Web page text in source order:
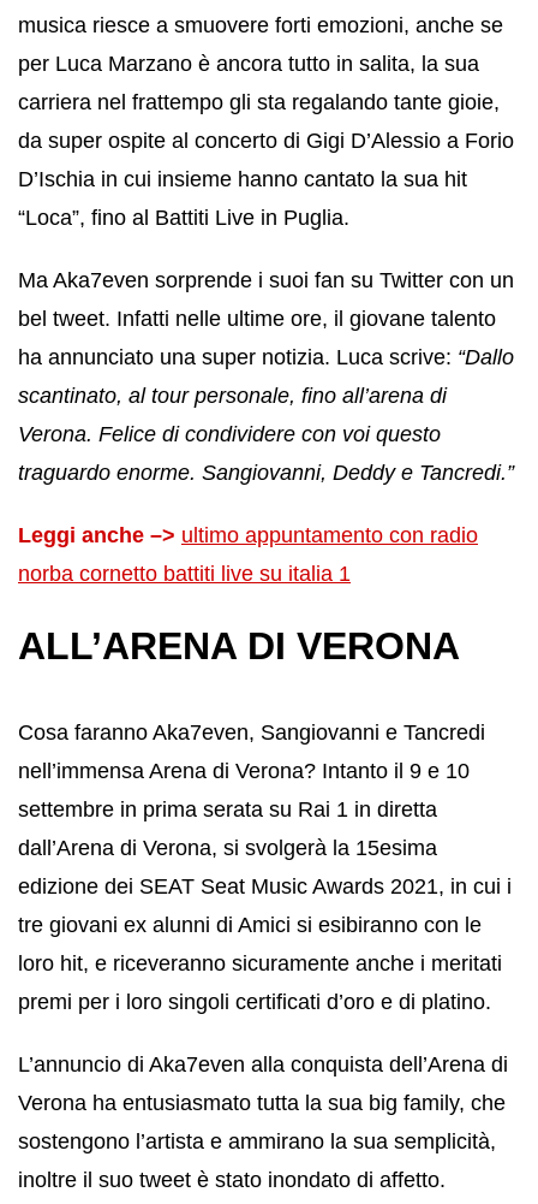
musica riesce a smuovere forti emozioni, anche se
per Luca Marzano è ancora tutto in salita, la sua
carriera nel frattempo gli sta regalando tante gioie,
da super ospite al concerto di Gigi D’Alessio a Forio
D’Ischia in cui insieme hanno cantato la sua hit
“Loca”, fino al Battiti Live in Puglia.
Ma Aka7even sorprende i suoi fan su Twitter con un
bel tweet. Infatti nelle ultime ore, il giovane talento
ha annunciato una super notizia. Luca scrive: “Dallo
scantinato, al tour personale, fino all’arena di
Verona. Felice di condividere con voi questo
traguardo enorme. Sangiovanni, Deddy e Tancredi.”
Leggi anche –> ultimo appuntamento con radio
norba cornetto battiti live su italia 1
ALL’ARENA DI VERONA
Cosa faranno Aka7even, Sangiovanni e Tancredi
nell’immensa Arena di Verona? Intanto il 9 e 10
settembre in prima serata su Rai 1 in diretta
dall’Arena di Verona, si svolgerà la 15esima
edizione dei SEAT Seat Music Awards 2021, in cui i
tre giovani ex alunni di Amici si esibiranno con le
loro hit, e riceveranno sicuramente anche i meritati
premi per i loro singoli certificati d’oro e di platino.
L’annuncio di Aka7even alla conquista dell’Arena di
Verona ha entusiasmato tutta la sua big family, che
sostengono l’artista e ammirano la sua semplicità,
inoltre il suo tweet è stato inondato di affetto.